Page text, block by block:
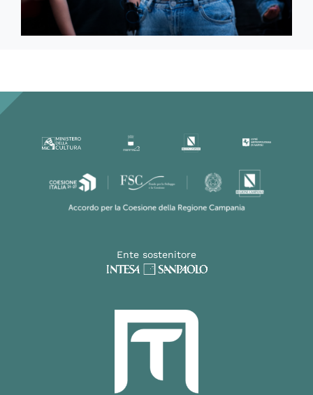
Ente sostenitore